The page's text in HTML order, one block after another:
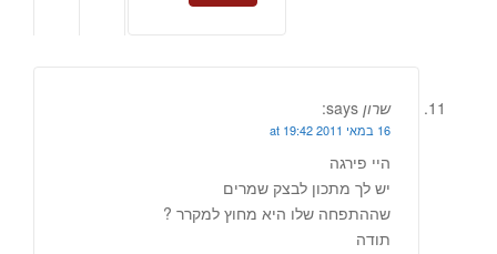
שרון says:
16 במאי 2011 at 19:42
היי פירגה
יש לך מתכון לבצק שמרים
שההתפחה שלו היא מחוץ למקרר ?
תודה